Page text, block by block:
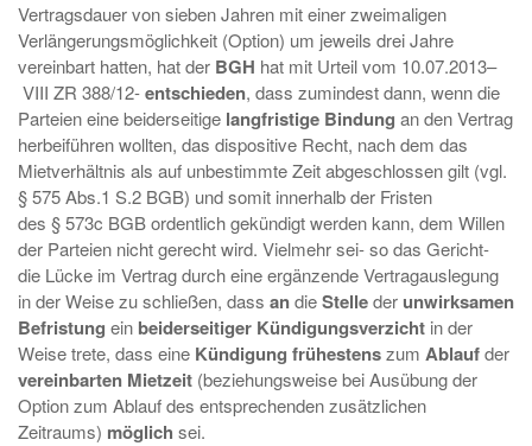
Vertragsdauer von sieben Jahren mit einer zweimaligen
Verlängerungsmöglichkeit (Option) um jeweils drei Jahre
vereinbart hatten, hat der BGH hat mit Urteil vom 10.07.2013–
VIII ZR 388/12-entschieden, dass zumindest dann, wenn die
Parteien eine beiderseitige langfristige Bindung an den Vertrag
herbeiführen wollten, das dispositive Recht, nach dem das
Mietverhältnis als auf unbestimmte Zeit abgeschlossen gilt (vgl.
§ 575 Abs.1 S.2 BGB) und somit innerhalb der Fristen
des § 573c BGB ordentlich gekündigt werden kann, dem Willen
der Parteien nicht gerecht wird. Vielmehr sei- so das Gericht-
die Lücke im Vertrag durch eine ergänzende Vertragauslegung
in der Weise zu schließen, dass andieStelleder unwirksamen
Befristung ein beiderseitiger Kündigungsverzicht in der
Weise trete, dass eine Kündigung frühestenszum Ablaufder
vereinbarten Mietzeit (beziehungsweise bei Ausübung der
Option zum Ablauf des entsprechenden zusätzlichen
Zeitraums) möglich sei.